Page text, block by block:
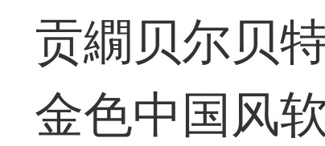
贡繝贝尔贝
金色中国风